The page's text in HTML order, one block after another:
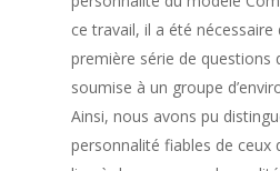
ce travail, il a été nécessaire
première série de questions
soumise à un groupe
Ainsi, nous avons pu
personnalité fiables de ceux